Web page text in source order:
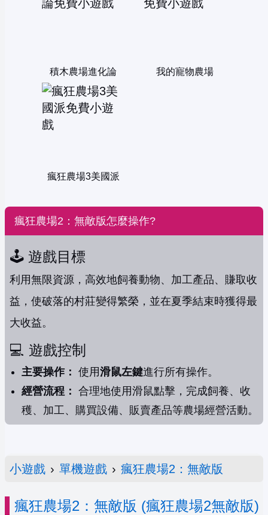
積木農場進化論 我的寵物農場
瘋狂農場3美國派
瘋狂農場2：無敵版怎麼操作?
🕹️ 遊戲目標
利用無限資源，高效地飼養動物、加工產品、賺取收
益，使破落的村莊變得繁榮，並在夏季結束時獲得最
大收益。
💻 遊戲控制
主要操作： 使用滑鼠左鍵進行所有操作。
經營流程： 合理地使用滑鼠點擊，完成飼養、收
穫、加工、購買設備、販賣產品等農場經營活動。
小遊戲 › 單機遊戲 › 瘋狂農場2：無敵版
瘋狂農場2：無敵版 (瘋狂農場2無敵版)